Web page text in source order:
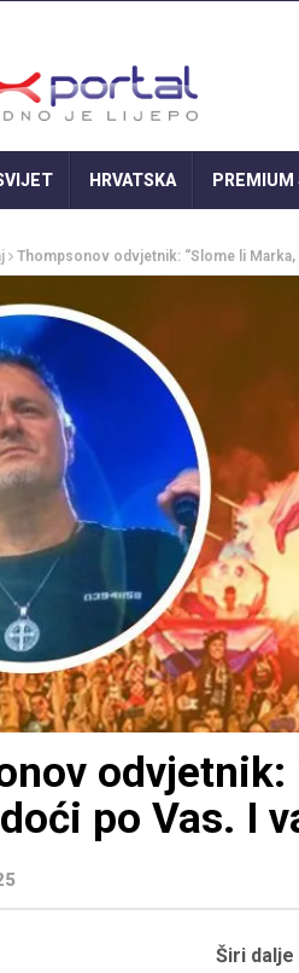
HRVATSKA PREMIUM
Thompsonov odvjetnik: “Slome li Marka,
odvjetnik:
po Vas. I
Širi dalje